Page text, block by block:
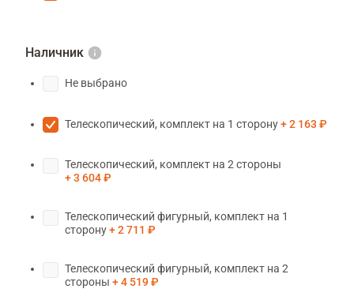
Наличник
Не выбрано
Телескопический, комплект на 1 сторону 2 163 ₽
Телескопический, комплект на 2 стороны
3 604 ₽
Телескопический фигурный, комплект на 1
сторону
2 711 ₽
Телескопический фигурный, комплект на 2
стороны
4 519 ₽